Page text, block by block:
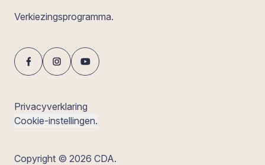
Verkiezingsprogramma.
Privacyverklaring
Cookie-instellingen.
Copyright © 2026 CDA.